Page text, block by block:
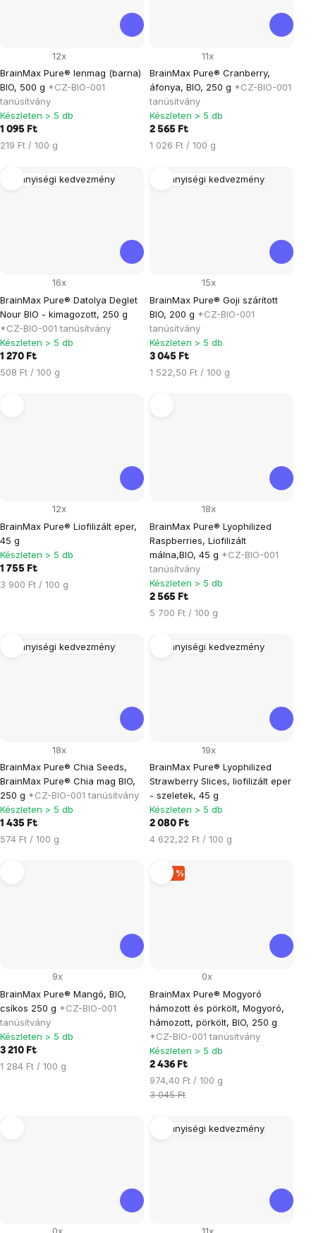
BrainMax Pure® lenmag (barna)
BIO, 500 g *CZ-BIO-001
tanúsítvány
12x
Készleten > 5 db
1 095 Ft
Egységár:
219 Ft / 100 g
BrainMax Pure® Cranberry,
áfonya, BIO, 250 g *CZ-BIO-001
tanúsítvány
11x
Készleten > 5 db
2 565 Ft
Egységár:
1 026 Ft / 100 g
Mennyiségi kedvezmény
BrainMax Pure® Datolya Deglet
Nour BIO - kimagozott, 250 g
*CZ-BIO-001 tanúsítvány
16x
Készleten > 5 db
1 270 Ft
Egységár:
508 Ft / 100 g
Mennyiségi kedvezmény
BrainMax Pure® Goji szárított
BIO, 200 g *CZ-BIO-001
tanúsítvány
15x
Készleten > 5 db
3 045 Ft
Egységár:
1 522,50 Ft / 100 g
BrainMax Pure® Liofilizált eper,
45 g
12x
Készleten > 5 db
1 755 Ft
Egységár:
3 900 Ft / 100 g
BrainMax Pure® Lyophilized
Raspberries, Liofilizált
málna,BIO, 45 g *CZ-BIO-001
tanúsítvány
18x
Készleten > 5 db
2 565 Ft
Egységár:
5 700 Ft / 100 g
Mennyiségi kedvezmény
BrainMax Pure® Chia Seeds,
BrainMax Pure® Chia mag BIO,
250 g *CZ-BIO-001 tanúsítvány
18x
Készleten > 5 db
1 435 Ft
Egységár:
574 Ft / 100 g
Mennyiségi kedvezmény
BrainMax Pure® Lyophilized
Strawberry Slices, liofilizált eper
- szeletek, 45 g
19x
Készleten > 5 db
2 080 Ft
Egységár:
4 622,22 Ft / 100 g
BrainMax Pure® Mangó, BIO,
csíkos 250 g *CZ-BIO-001
tanúsítvány
9x
Készleten > 5 db
3 210 Ft
Egységár:
1 284 Ft / 100 g
–20 %
BrainMax Pure® Mogyoró
hámozott és pörkölt, Mogyoró,
hámozott, pörkölt, BIO, 250 g
*CZ-BIO-001 tanúsítvány
0x
Készleten > 5 db
2 436 Ft
Egységár:
974,40 Ft / 100 g
3 045 Ft
Mennyiségi kedvezmény